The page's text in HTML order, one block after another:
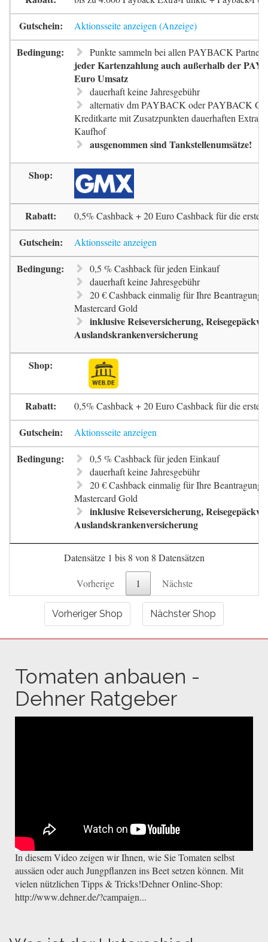
Aktionsseite anzeigen
Punkte sammeln bei allen PAYBACK
jeder Kartenzahlung auch außerhalb der
Euro Umsatz
dauerhaft keine Jahresgebühr
alternativ dm PAYBACK oder PAYBACK
Kreditkarte mit Zusatzpunkten dauerhaften Extra-
Kaufhof
ausgenommen sind Tankstellenumsätze!
0,5% Cashback + 20 Euro Cashback für die erste
Aktionsseite anzeigen
0,5 % Cashback für jeden Einkauf
dauerhaft keine Jahresgebühr
20 € Cashback einmalig für Ihre Beantragung
Mastercard Gold
inklusive Reiseversicherung,
Auslandskrankenversicherung
0,5% Cashback + 20 Euro Cashback für die erste
Aktionsseite anzeigen
0,5 % Cashback für jeden Einkauf
dauerhaft keine Jahresgebühr
20 € Cashback einmalig für Ihre Beantragung
Mastercard Gold
inklusive Reiseversicherung,
Auslandskrankenversicherung
Datensätze 1 bis 8 von 8 Datensätzen
Vorherige 1 Nächste
Vorheriger Shop Nächster Shop
Tomaten anbauen -
Dehner Ratgeber
In diesem Video zeigen wir Ihnen, wie Sie Tomaten selbst
aussäen oder auch Jungpflanzen ins Beet setzen können. Mit
vielen nützlichen Tipps & Tricks!Dehner Online-Shop:
http://www.dehner.de/?campaign...